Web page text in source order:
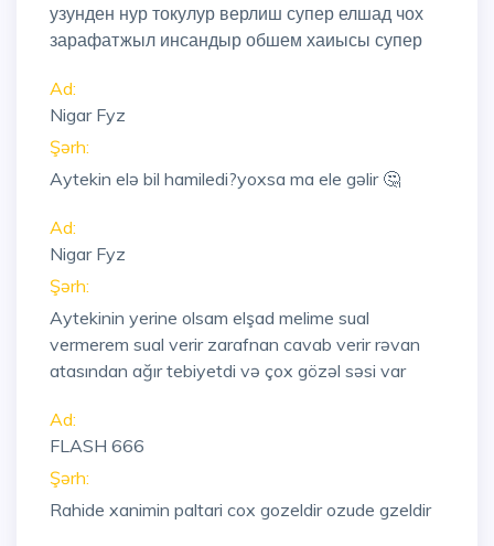
узунден нур токулур верлиш супер елшад чох
зарафатжыл инсандыр обшем хаиысы супер
Ad:
Nigar Fyz
Şərh:
Aytekin elə bil hamiledi?yoxsa ma ele gəlir 🤔
Ad:
Nigar Fyz
Şərh:
Aytekinin yerine olsam elşad melime sual
vermerem sual verir zarafnan cavab verir rəvan
atasından ağır tebiyetdi və çox gözəl səsi var
Ad:
FLASH 666
Şərh:
Rahide xanimin paltari cox gozeldir ozude gzeldir